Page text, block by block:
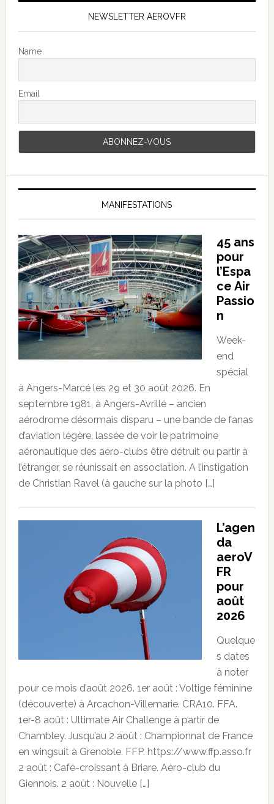
NEWSLETTER AEROVFR
Name
Email
MANIFESTATIONS
45 ans
pour
l’Espa
ce Air
Passio
n
Week-
end
spécial
à Angers-Marcé les 29 et 30 août 2026. En
septembre 1981, à Angers-Avrillé – ancien
aérodrome désormais disparu – une bande de fanas
d’aviation légère, lassée de voir le patrimoine
aéronautique des aéro-clubs être détruit ou partir à
l’étranger, se réunissait en association. A l’instigation
de Christian Ravel (à gauche sur la photo […]
L’agen
da
aeroV
FR
pour
août
2026
Quelque
s dates
à noter
pour ce mois d’août 2026. 1er août : Voltige féminine
(découverte) à Arcachon-Villemarie. CRA10. FFA.
1er-8 août : Ultimate Air Challenge à partir de
Chambley. Jusqu’au 2 août : Championnat de France
en wingsuit à Grenoble. FFP. https://www.ffp.asso.fr
2 août : Café-croissant à Briare. Aéro-club du
Giennois. 2 août : Nouvelle […]